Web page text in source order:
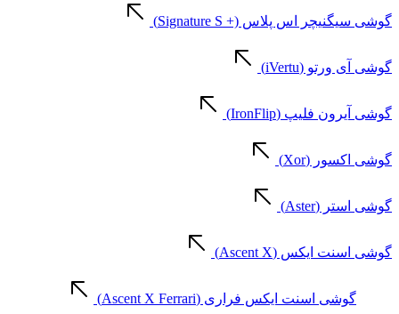
گوشی سیگنیچر اس پلاس (+ Signature S)
گوشی آی ورتو (iVertu)
گوشی آیرون فلیپ (IronFlip)
گوشی اکسور (Xor)
گوشی استر (Aster)
گوشی اسنت ایکس (Ascent X)
گوشی اسنت ایکس فراری (Ascent X Ferrari)